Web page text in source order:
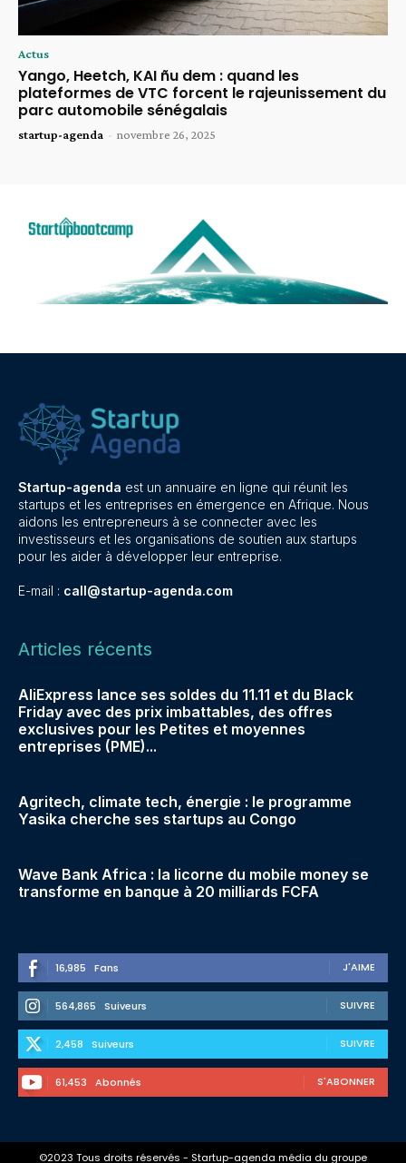
Actus
Yango, Heetch, KAI ñu dem : quand les
plateformes de VTC forcent le rajeunissement du
parc automobile sénégalais
startup-agenda - novembre 26, 2025
Startup-agenda est un annuaire en ligne qui réunit les
startups et les entreprises en émergence en Afrique. Nous
aidons les entrepreneurs à se connecter avec les
investisseurs et les organisations de soutien aux startups
pour les aider à développer leur entreprise.
E-mail : call@startup-agenda.com
Articles récents
AliExpress lance ses soldes du 11.11 et du Black
Friday avec des prix imbattables, des offres
exclusives pour les Petites et moyennes
entreprises (PME)...
Agritech, climate tech, énergie : le programme
Yasika cherche ses startups au Congo
Wave Bank Africa : la licorne du mobile money se
transforme en banque à 20 milliards FCFA
16,985 Fans J'AIME
564,865 Suiveurs SUIVRE
2,458 Suiveurs SUIVRE
61,453 Abonnés S'ABONNER
©2023 Tous droits réservés - Startup-agenda média du groupe